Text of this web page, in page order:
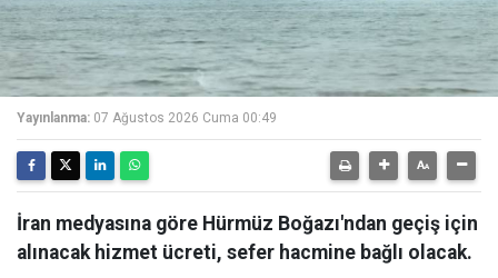
Yayınlanma: 07 Ağustos 2026 Cuma 00:49
İran medyasına göre Hürmüz Boğazı'ndan geçiş için
alınacak hizmet ücreti, sefer hacmine bağlı olacak.